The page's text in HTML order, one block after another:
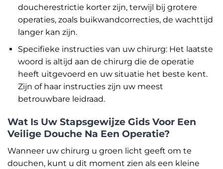
doucherestrictie korter zijn, terwijl bij grotere
operaties, zoals buikwandcorrecties, de wachttijd
langer kan zijn.
Specifieke instructies van uw chirurg: Het laatste
woord is altijd aan de chirurg die de operatie
heeft uitgevoerd en uw situatie het beste kent.
Zijn of haar instructies zijn uw meest
betrouwbare leidraad.
Wat Is Uw Stapsgewijze Gids Voor Een
Veilige Douche Na Een Operatie?
Wanneer uw chirurg u groen licht geeft om te
douchen, kunt u dit moment zien als een kleine